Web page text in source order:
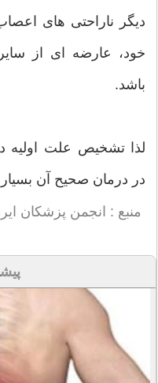
دیگر ناراحتی های
خود، عارضه ای از
باشد.
لذا تشخیص علت اولیه
در درمان صحیح آن
منبع : انجمن پزشکان